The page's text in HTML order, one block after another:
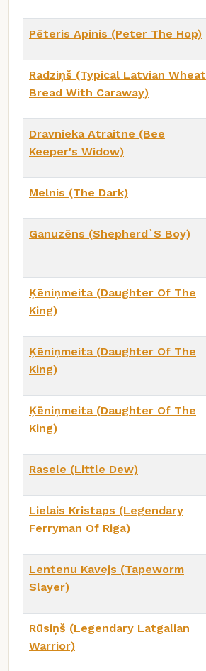
Pēteris Apinis (Peter The Hop)
Radziņš (Typical Latvian Wheat
Bread With Caraway)
Dravnieka Atraitne (Bee
Keeper's Widow)
Melnis (The Dark)
Ganuzēns (Shepherd`S Boy)
Ķēniņmeita (Daughter Of The
King)
Ķēniņmeita (Daughter Of The
King)
Ķēniņmeita (Daughter Of The
King)
Rasele (Little Dew)
Lielais Kristaps (Legendary
Ferryman Of Riga)
Lentenu Kavejs (Tapeworm
Slayer)
Rūsiņš (Legendary Latgalian
Warrior)